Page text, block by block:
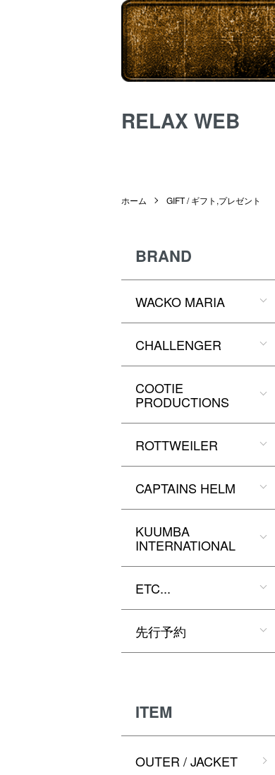
RELAX WEB
ホーム GIFT / ギフト,プレゼント
BRAND
WACKO MARIA
CHALLENGER
COOTIE
PRODUCTIONS
ROTTWEILER
CAPTAINS HELM
KUUMBA
INTERNATIONAL
ETC...
先行予約
ITEM
OUTER / JACKET